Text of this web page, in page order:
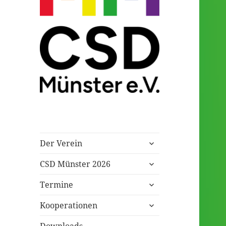
Der Verein
untermenü
CSD Münster 2026
untermenü
Termine
untermenü
Kooperationen
untermenü